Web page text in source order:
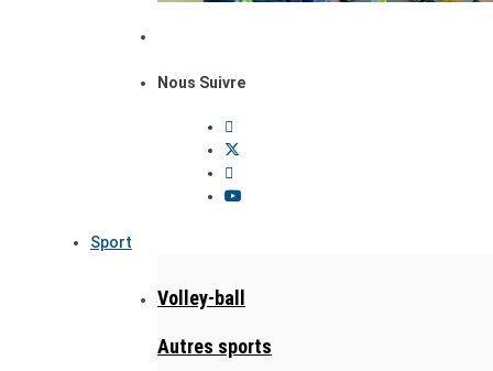
Nous Suivre
Sport
Volley-ball
Autres sports